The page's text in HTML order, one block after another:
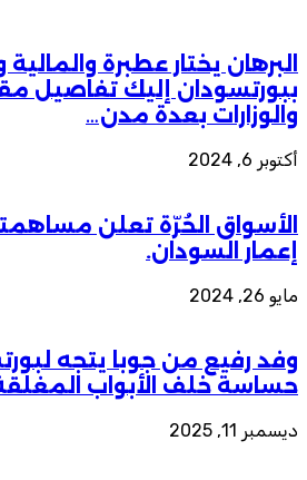
البرهان يختار عطبرة والمالية
ببورتسودان إليك تفاصيل
والوزارات بعدة مدن…
أكتوبر 6, 2024
الأسواق الحُرّة تعلن
إعمار السودان.
مايو 26, 2024
وفد رفيع من جوبا يتجه
حساسة خلف الأبواب
ديسمبر 11, 2025